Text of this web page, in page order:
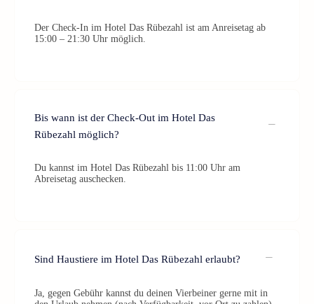
Der Check-In im Hotel Das Rübezahl ist am Anreisetag ab
15:00 – 21:30 Uhr möglich.
Bis wann ist der Check-Out im Hotel Das
Rübezahl möglich?
Du kannst im Hotel Das Rübezahl bis 11:00 Uhr am
Abreisetag auschecken.
Sind Haustiere im Hotel Das Rübezahl erlaubt?
Ja, gegen Gebühr kannst du deinen Vierbeiner gerne mit in